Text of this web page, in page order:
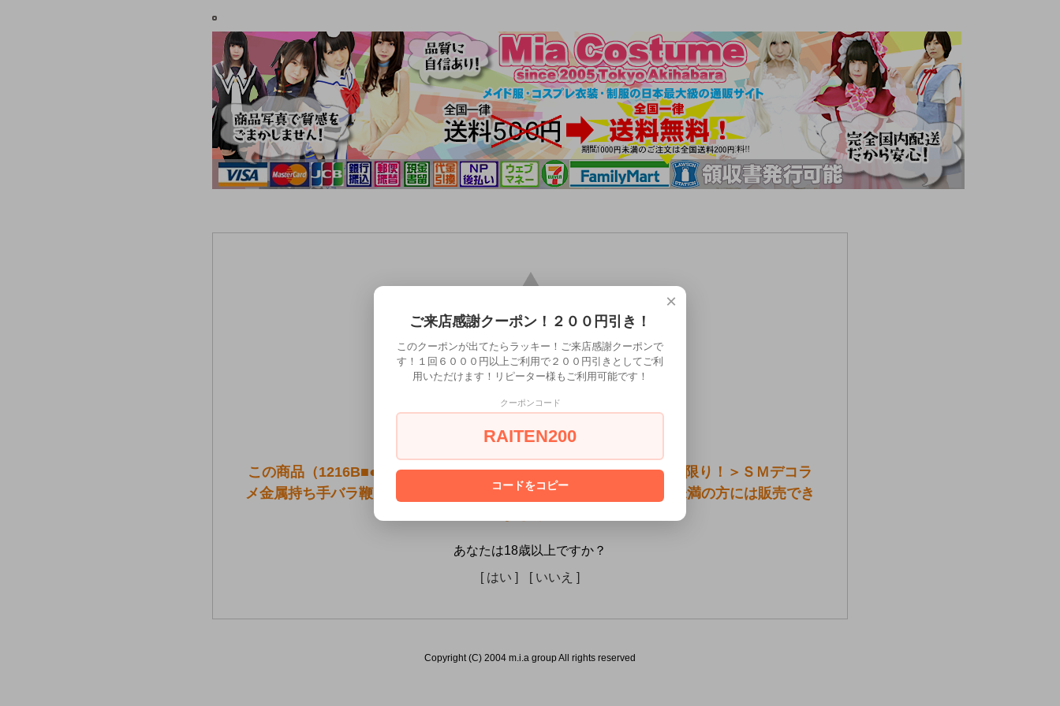
この商品（1216B■●送料無料●＜本店在庫限定＞＜即納！特価！在庫限り！＞ＳＭデコラ
メ金属持ち手バラ鞭（合皮・千条鞭・バラムチ） 色：黒）は18歳未満の方には販売でき
あなたは18歳以上ですか？
[ はい ]
[ いいえ ]
Copyright (C) 2004 m.i.a group All rights reserved
×
ご来店感謝クーポン！２００円引き！
このクーポンが出てたらラッキー！ご来店感謝クーポンで
す！１回６０００円以上ご利用で２００円引きとしてご利
用いただけます！リピーター様もご利用可能です！
クーポンコード
RAITEN200
コードをコピー